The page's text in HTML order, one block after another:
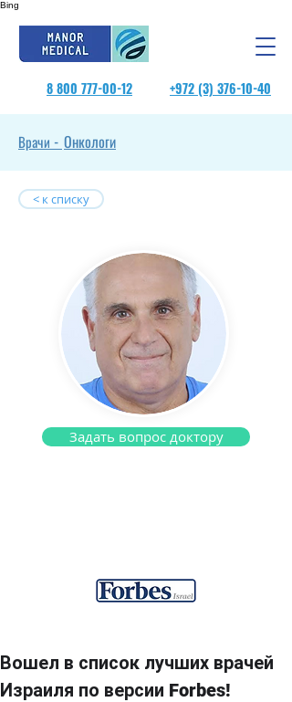
Bing
8 800 777-00-12 +972 (3) 376-10-40
Врачи - Онкологи
< к списку
Задать вопрос доктору
Вошел в список лучших врачей
Израиля по версии Forbes!